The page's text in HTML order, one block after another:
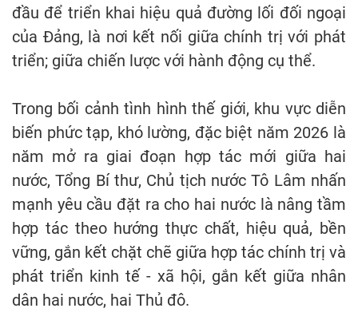
đầu để triển khai hiệu quả đường lối đối ngoại
của Đảng, là nơi kết nối giữa chính trị với phát
triển; giữa chiến lược với hành động cụ thể.
Trong bối cảnh tình hình thế giới, khu vực diễn
biến phức tạp, khó lường, đặc biệt năm 2026 là
năm mở ra giai đoạn hợp tác mới giữa hai
nước, Tổng Bí thư, Chủ tịch nước Tô Lâm nhấn
mạnh yêu cầu đặt ra cho hai nước là nâng tầm
hợp tác theo hướng thực chất, hiệu quả, bền
vững, gắn kết chặt chẽ giữa hợp tác chính trị và
phát triển kinh tế - xã hội, gắn kết giữa nhân
dân hai nước, hai Thủ đô.